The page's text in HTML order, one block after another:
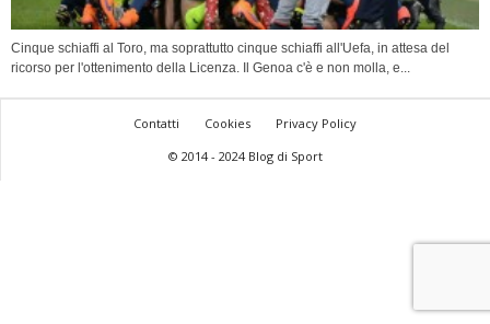
Cinque schiaffi al Toro, ma soprattutto cinque schiaffi all'Uefa, in attesa del
ricorso per l'ottenimento della Licenza. Il Genoa c'è e non molla, e...
Contatti Cookies
Privacy Policy
© 2014 - 2024 Blog di Sport